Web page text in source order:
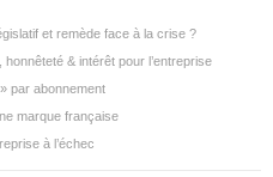
et remède face à la crise ?
& intérêt pour l’entreprise
par abonnement
marque française
à l’échec